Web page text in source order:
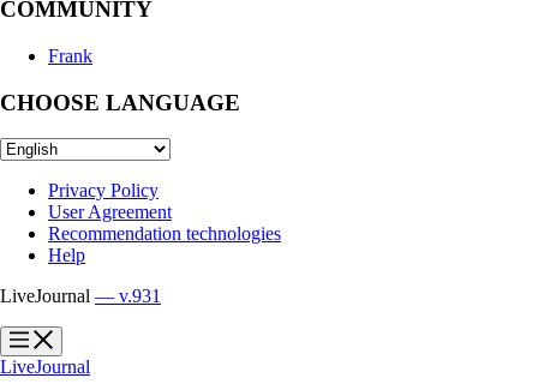
COMMUNITY
Frank
CHOOSE LANGUAGE
Privacy Policy
User Agreement
Recommendation technologies
Help
LiveJournal — v.931
?
?
LiveJournal